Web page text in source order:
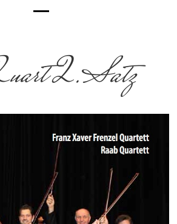
2.Satz